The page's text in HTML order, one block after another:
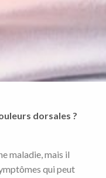
dorsales ?
maladie, mais il
qui peut